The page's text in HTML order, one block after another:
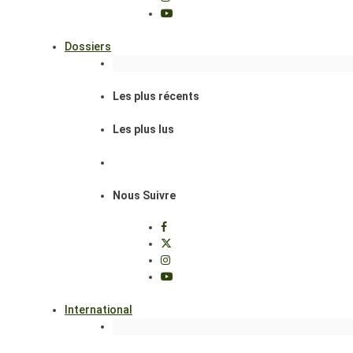
Dossiers
Les plus récents
Les plus lus
Nous Suivre
International